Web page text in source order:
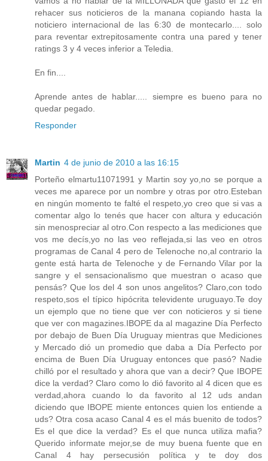
rehacer sus noticieros de la manana copiando hasta la
noticiero internacional de las 6:30 de montecarlo.... solo
para reventar extrepitosamente contra una pared y tener
ratings 3 y 4 veces inferior a Teledia.
En fin....
Aprende antes de hablar..... siempre es bueno para no
quedar pegado.
Responder
Martin 4 de junio de 2010 a las 16:15
Porteño elmartu11071991 y Martin soy yo,no se porque a
veces me aparece por un nombre y otras por otro.Esteban
en ningún momento te falté el respeto,yo creo que si vas a
comentar algo lo tenés que hacer con altura y educación
sin menospreciar al otro.Con respecto a las mediciones que
vos me decís,yo no las veo reflejada,si las veo en otros
programas de Canal 4 pero de Telenoche no,al contrario la
gente está harta de Telenoche y de Fernando Vilar por la
sangre y el sensacionalismo que muestran o acaso que
pensás? Que los del 4 son unos angelitos? Claro,con todo
respeto,sos el típico hipócrita televidente uruguayo.Te doy
un ejemplo que no tiene que ver con noticieros y si tiene
que ver con magazines.IBOPE da al magazine Día Perfecto
por debajo de Buen Día Uruguay mientras que Mediciones
y Mercado dió un promedio que daba a Día Perfecto por
encima de Buen Día Uruguay entonces que pasó? Nadie
chilló por el resultado y ahora que van a decir? Que IBOPE
dice la verdad? Claro como lo dió favorito al 4 dicen que es
verdad,ahora cuando lo da favorito al 12 uds andan
diciendo que IBOPE miente entonces quien los entiende a
uds? Otra cosa acaso Canal 4 es el más buenito de todos?
Es el que dice la verdad? Es el que nunca utiliza mafia?
Querido informate mejor,se de muy buena fuente que en
Canal 4 hay persecusión política y te doy dos